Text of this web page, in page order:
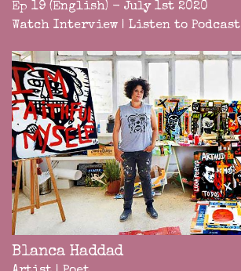
Ep 19 (English) - July 1st 2020
Watch Interview | Listen to Podcast
Blanca Haddad